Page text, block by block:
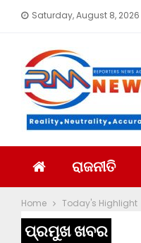
Saturday, August 8, 2026
ରାଜନୀତି
Home Today's Highlight
ପ୍ରମୁଖ ଖବର